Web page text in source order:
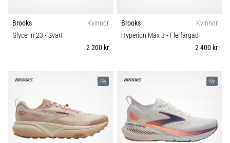
Brooks
Kvinnor
Glycerin 23 - Svart
2 200 kr
Brooks
Kvinnor
Hyperion Max 3 - Flerfärgad
2 400 kr
Ny Ny